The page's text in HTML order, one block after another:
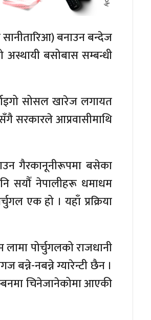
सानीतारिआ) बनाउन बन्देज
अस्थायी बसोबास सम्बन्धी
सोसल खारेज लगायत
सरकारले आप्रवासीमाथि
गैरकानूनीरूपमा बसेका
सयौँ नेपालीहरू धमाधम
एक हो । यहाँ प्रक्रिया
पोर्चुगलको राजधानी
नबन्ने ग्यारेन्टी छैन ।
चिनेजानेकोमा आएकी